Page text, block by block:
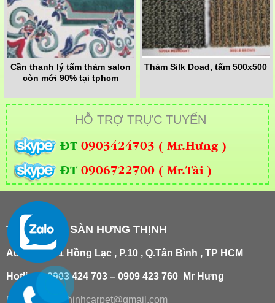
Cần thanh lý tấm thảm salon
còn mới 90% tại tphcm
Thảm Silk Doad, tấm 500x500
HỖ TRỢ TRỰC TUYẾN
ĐT 0903424703 ( Mr.Hưng )
ĐT 0906722700 ( Mr.Tài )
THẢM TRẢI SÀN HƯNG THỊNH
Add : 181/21 Hồng Lạc , P.10 , Q.Tân Bình , TP HCM
Hotline : 0903 424 703 – 0909 423 760 Mr Hưng
Email : hungthinhcarpet@gmail.com